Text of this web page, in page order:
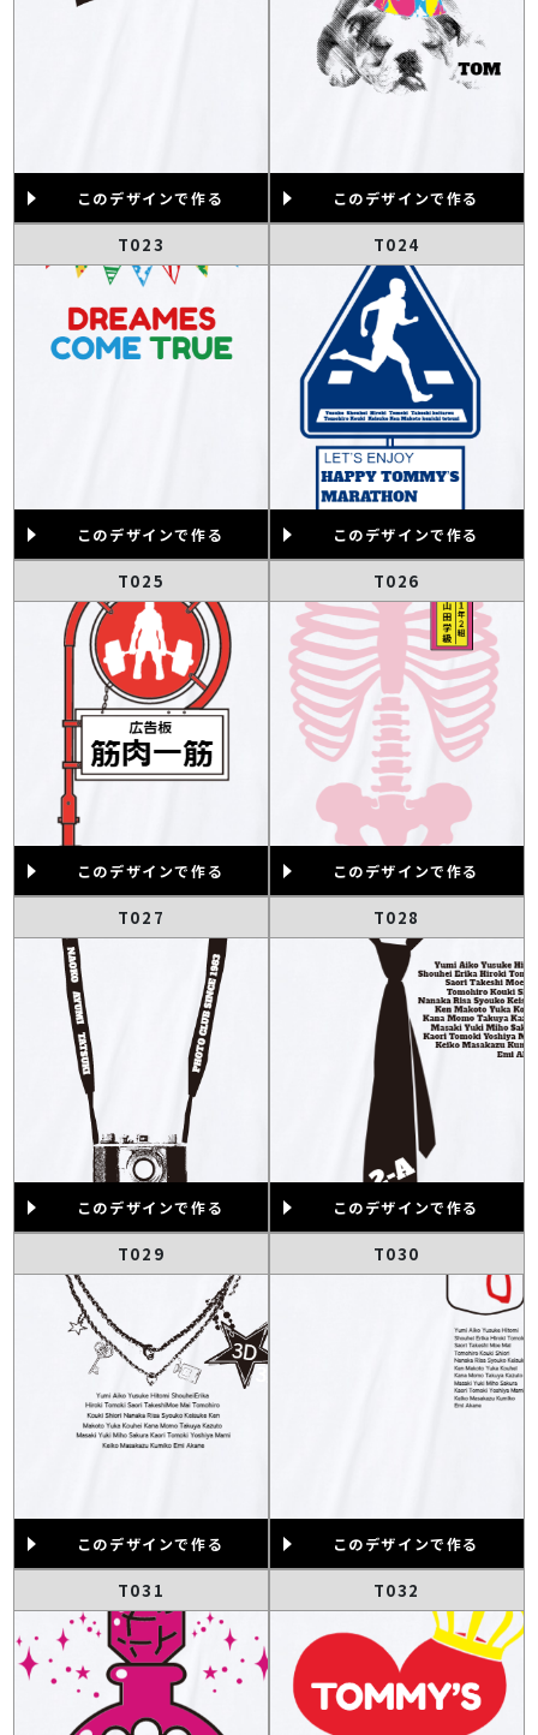
このデザインで作る このデザインで作る
T023
このデザインで作る
T024
このデザインで作る
T025
このデザインで作る
T026
このデザインで作る
T027
このデザインで作る
T028
このデザインで作る
T029
このデザインで作る
T030
このデザインで作る
T031 T032